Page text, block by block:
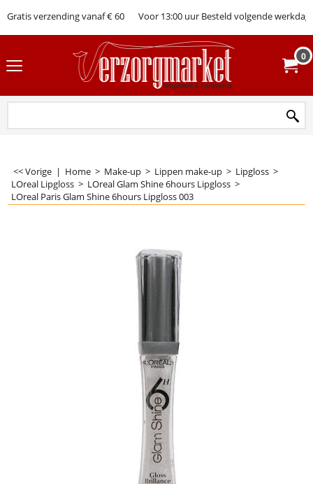
Gratis verzending vanaf € 60 Voor 13:00 uur Besteld volgende werkdag
0
<< Vorige | Home > Make-up > Lippen make-up > Lipgloss >
LOreal Lipgloss > LOreal Glam Shine 6hours Lipgloss >
LOreal Paris Glam Shine 6hours Lipgloss 003